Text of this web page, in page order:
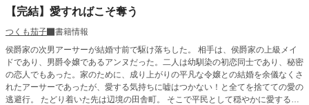
【完結】愛すればこそ奪う
つくも茄子
書籍情報
侯爵家の次男アーサーが結婚寸前で駆け落ちした。 相手は、侯爵家の上級メイ
ドであり、男爵令嬢であるアンヌだった。二人は幼馴染の初恋同士であり、秘密
の恋人でもあった。家のために、成り上がりの平凡な令嬢との結婚を余儀なくさ
れたアーサーであったが、愛する気持ちに嘘はつかない！と全てを捨てての愛の
逃避行。 たどり着いた先は辺境の田舎町。 そこで平民として穏やかに愛する人